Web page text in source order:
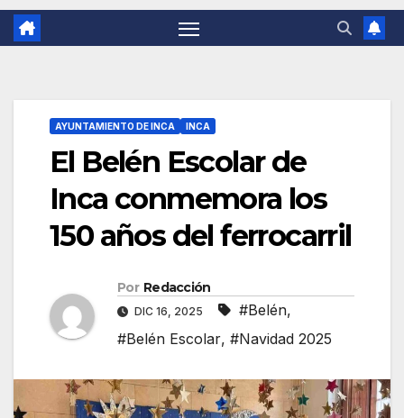
AYUNTAMIENTO DE INCA INCA
El Belén Escolar de
Inca conmemora los
150 años del ferrocarril
Por Redacción
DIC 16, 2025 #Belén,
#Belén Escolar, #Navidad 2025